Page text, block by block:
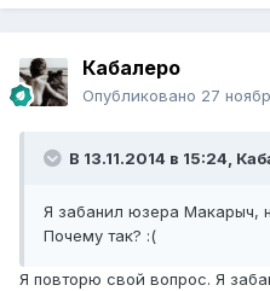
Кабалеро
Опубликовано 27
В 13.11.2014 в 15:24,
Я забанил юзера Макарыч,
Почему так? :(
Я повторю свой вопрос. Я